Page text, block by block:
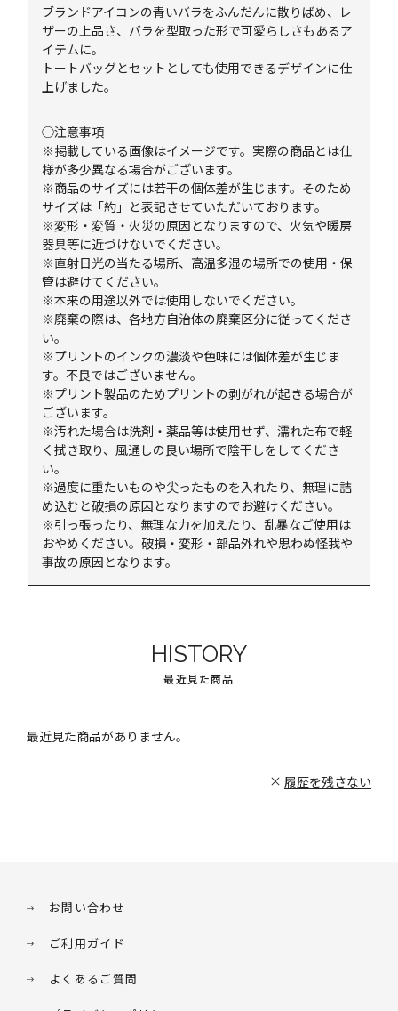
ブランドアイコンの青いバラをふんだんに散りばめ、レ
ザーの上品さ、バラを型取った形で可愛らしさもあるア
イテムに。
トートバッグとセットとしても使用できるデザインに仕
上げました。
◯注意事項
※掲載している画像はイメージです。実際の商品とは仕
様が多少異なる場合がございます。
※商品のサイズには若干の個体差が生じます。そのため
サイズは「約」と表記させていただいております。
※変形・変質・火災の原因となりますので、火気や暖房
器具等に近づけないでください。
※直射日光の当たる場所、高温多湿の場所での使用・保
管は避けてください。
※本来の用途以外では使用しないでください。
※廃棄の際は、各地方自治体の廃棄区分に従ってくださ
い。
※プリントのインクの濃淡や色味には個体差が生じま
す。不良ではございません。
※プリント製品のためプリントの剥がれが起きる場合が
ございます。
※汚れた場合は洗剤・薬品等は使用せず、濡れた布で軽
く拭き取り、風通しの良い場所で陰干しをしてくださ
い。
※過度に重たいものや尖ったものを入れたり、無理に詰
め込むと破損の原因となりますのでお避けください。
※引っ張ったり、無理な力を加えたり、乱暴なご使用は
おやめください。破損・変形・部品外れや思わぬ怪我や
事故の原因となります。
HISTORY
最近見た商品
最近見た商品がありません。
履歴を残さない
お問い合わせ
ご利用ガイド
よくあるご質問